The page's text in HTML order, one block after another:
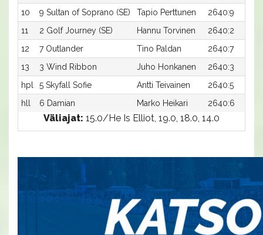
10 9 Sultan of Soprano (SE) Tapio Perttunen
2640:9
11
2 Golf Journey (SE) Hannu Torvinen
2640:2
12
7 Outlander Tino Paldan
2640:7
13
3 Wind Ribbon Juho Honkanen
2640:3
hpl
5 Skyfall Sofie Antti Teivainen
2640:5
hll
6 Damian Marko Heikari 2640:6
Väliajat: 15.0/He Is Elliot, 19.0, 18.0, 14.0